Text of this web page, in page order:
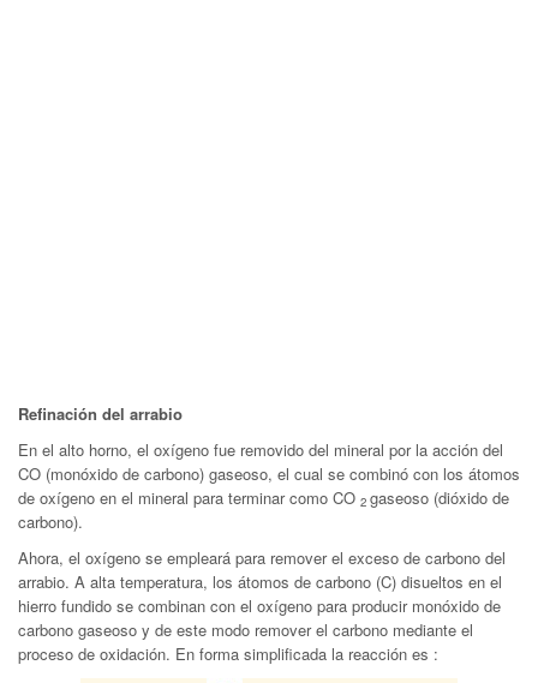
Refinación del arrabio
En el alto horno, el oxígeno fue removido del mineral por la acción del
CO (monóxido de carbono) gaseoso, el cual se combinó con los átomos
de oxígeno en el mineral para terminar como CO 2 gaseoso (dióxido de
carbono).
Ahora, el oxígeno se empleará para remover el exceso de carbono del
arrabio. A alta temperatura, los átomos de carbono (C) disueltos en el
hierro fundido se combinan con el oxígeno para producir monóxido de
carbono gaseoso y de este modo remover el carbono mediante el
proceso de oxidación. En forma simplificada la reacción es :